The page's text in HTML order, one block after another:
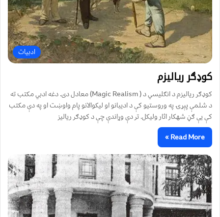
ادبیات
کوډګر ریالیزم
کوډګر ريالیزم د انګليسي د ( Magic Realism) معادل دی. دغه ادبي مکتب ته
د شلمې پېړۍ په وروستيو کې د اديبانو او لیکوالانو پام واوښت او په دې مکتب
کې یې ګڼ شهکار اثار ولیکل. تر دې وړاندې چې د کوډګر ریالیز
Read More »